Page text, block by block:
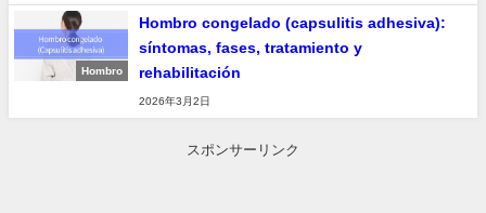
Hombro
Hombro congelado (capsulitis adhesiva):
síntomas, fases, tratamiento y
rehabilitación
2026年3月2日
スポンサーリンク